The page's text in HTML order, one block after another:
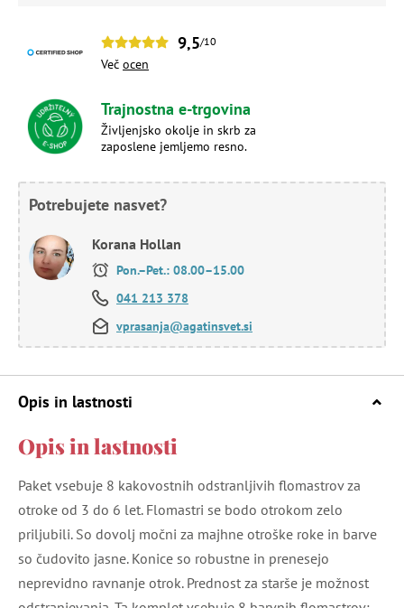
9,5/10
Več ocen
Trajnostna e-trgovina
Življenjsko okolje in skrb za
zaposlene jemljemo resno.
Potrebujete nasvet?
Korana Hollan
Pon.–Pet.: 08.00–15.00
041 213 378
vprasanja@agatinsvet.si
Opis in lastnosti
Opis in lastnosti
Paket vsebuje 8 kakovostnih odstranljivih flomastrov za
otroke od 3 do 6 let. Flomastri se bodo otrokom zelo
priljubili. So dovolj močni za majhne otroške roke in barve
so čudovito jasne. Konice so robustne in prenesejo
neprevidno ravnanje otrok. Prednost za starše je možnost